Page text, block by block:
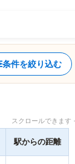
条件を絞り込む
スクロールできま
駅からの距離